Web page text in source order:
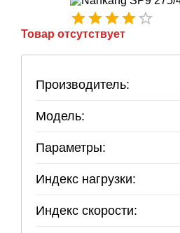
Товар отсутствует
Производитель:
Модель:
Параметры:
Индекс нагрузки:
Индекс скорости: